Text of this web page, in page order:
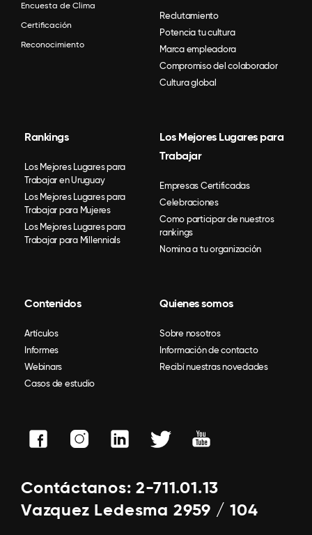
Encuesta de Clima
Certificación
Reconocimiento
Reclutamiento
Potencia tu cultura
Marca empleadora
Compromiso del colaborador
Cultura global
Rankings
Los Mejores Lugares para
Trabajar en Uruguay
Los Mejores Lugares para
Trabajar para Mujeres
Los Mejores Lugares para
Trabajar para Millennials
Los Mejores Lugares para
Trabajar
Empresas Certificadas
Celebraciones
Como participar de nuestros
rankings
Nomina a tu organización
Contenidos
Artículos
Informes
Webinars
Casos de estudio
Quienes somos
Sobre nosotros
Información de contacto
Recibí nuestras novedades
Contáctanos: 2-711.01.13
Vazquez Ledesma 2959 / 104